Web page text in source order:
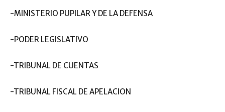
-MINISTERIO PUPILAR Y DE LA DEFENSA
-PODER LEGISLATIVO
-TRIBUNAL DE CUENTAS
-TRIBUNAL FISCAL DE APELACION